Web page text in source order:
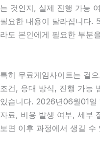
는 것인지, 실제 진행 가능
필요한 내용이 달라집니다.
라도 본인에게 필요한 부분
특히 무료게임사이트는 겉
조건, 응대 방식, 진행 가능
있습니다. 2026년06월01일
자료, 비용 발생 여부, 세부
보면 이후 과정에서 생길 수